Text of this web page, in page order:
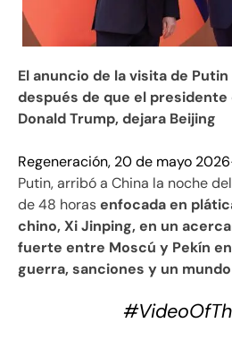
El anuncio de la visita de
después de que el presidente
Donald Trump, dejara Beijing
Regeneración, 20 de mayo 2026
Putin, arribó a China la noche
de 48 horasenfocada en
chino, Xi Jinping, en un
fuerte entre Moscú y Pekín
guerra, sanciones y un